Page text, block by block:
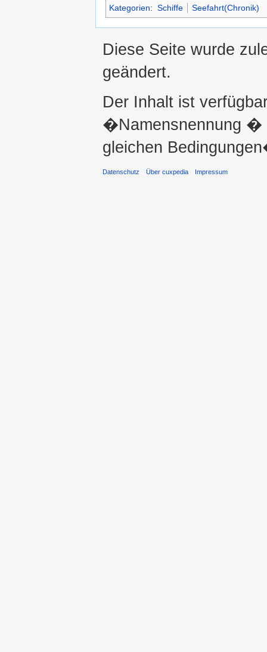
Kategorien: Schiffe Seefahrt(Chronik)
Diese Seite wurde
geändert.
Der Inhalt ist
�Namensnennung �
gleichen
Datenschutz Über cuxpedia Impressum